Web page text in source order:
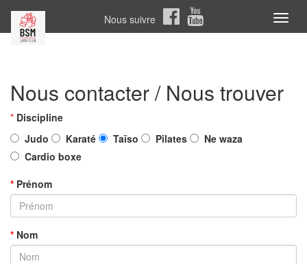
Nous suivre
Nous contacter / Nous trouver
* Discipline
Judo
Karaté Taïso Pilates
Ne waza
Cardio boxe
* Prénom
* Nom